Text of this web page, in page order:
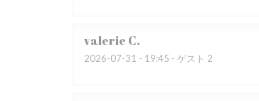
valerie C
2026-07-31 - 19:45 - ゲスト 2